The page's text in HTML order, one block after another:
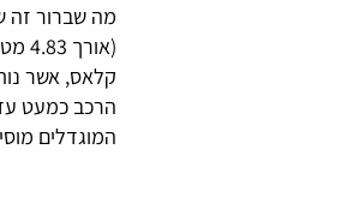
קלאס, אשר
המוגדלים